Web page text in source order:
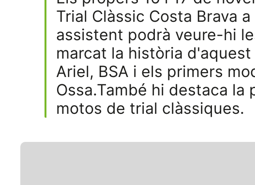
Trial Clàssic Costa Brava
assistent podrà veure-hi
marcat la història
Ariel, BSA i els primers
Ossa.També hi destaca
motos de trial clàssiques.